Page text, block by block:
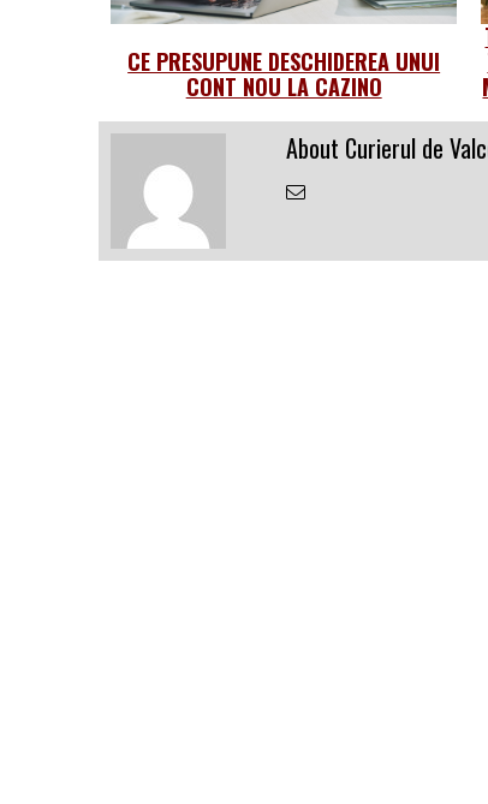
CE PRESUPUNE DESCHIDEREA UNUI
CONT NOU LA CAZINO
About Curierul de
Email